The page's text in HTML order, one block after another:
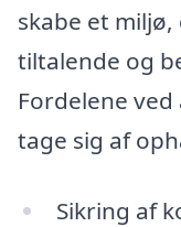
skabe et
tiltalende og
Fordelene
tage sig af
Sikring af